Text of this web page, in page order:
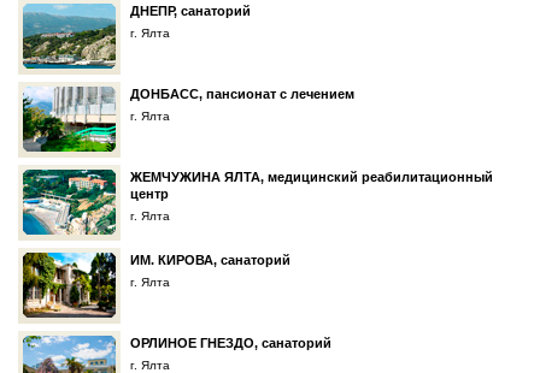
ДНЕПР, санаторий
г. Ялта
ДОНБАСC, пансионат с лечением
г. Ялта
ЖЕМЧУЖИНА ЯЛТА, медицинский реабилитационный
центр
г. Ялта
ИМ. КИРОВА, санаторий
г. Ялта
ОРЛИНОЕ ГНЕЗДО, санаторий
г. Ялта